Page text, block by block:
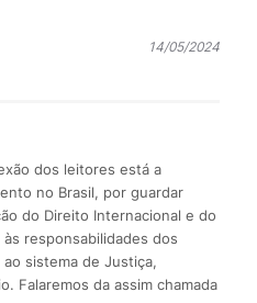
14/05/2024
dos leitores está a
no Brasil, por guardar
do Direito Internacional e do
responsabilidades dos
sistema de Justiça,
Falaremos da assim chamada